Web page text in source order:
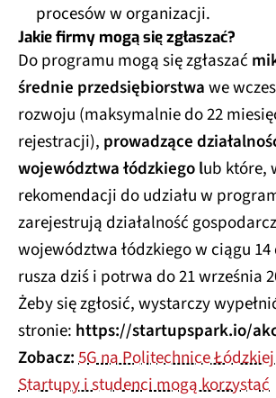
procesów w organizacji.
Jakie firmy mogą się zgłaszać?
Do programu mogą się zgłaszać
średnie przedsiębiorstwawe
rozwoju (maksymalnie do 22
rejestracji), prowadzące
województwa łódzkiego lub które,
rekomendacji do udziału w
zarejestrują działalność
województwa łódzkiego w ciągu
rusza dziś i potrwa do 21 września
Żeby się zgłosić, wystarczy
stronie: https://startupspark.io/
Zobacz:5G na Politechnice
Startupy i studenci mogą korzystać